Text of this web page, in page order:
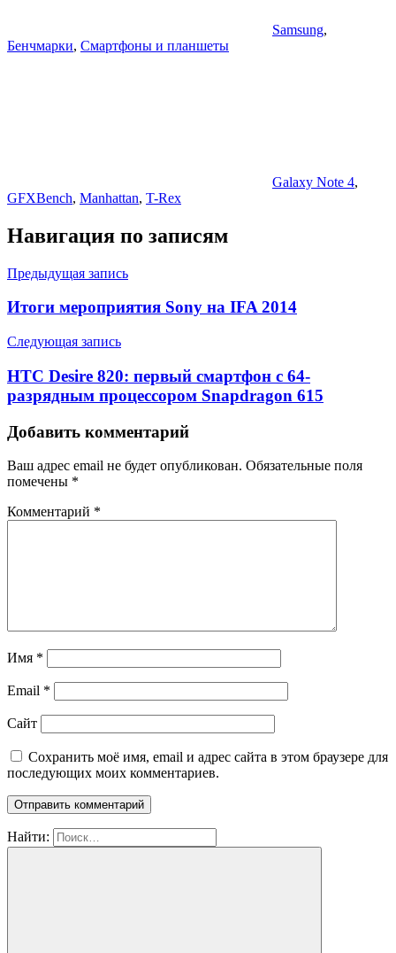
Samsung,
Бенчмарки, Смартфоны и планшеты
Galaxy Note 4,
GFXBench, Manhattan, T-Rex
Навигация по записям
Предыдущая запись
Итоги мероприятия Sony на IFA 2014
Следующая запись
HTC Desire 820: первый смартфон с 64-
разрядным процессором Snapdragon 615
Добавить комментарий
Ваш адрес email не будет опубликован. Обязательные поля
помечены *
Комментарий *
Имя *
Email *
Сайт
Сохранить моё имя, email и адрес сайта в этом браузере для
последующих моих комментариев.
Найти: